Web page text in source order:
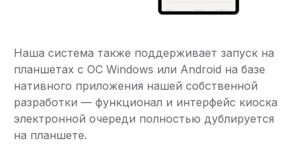
Наша система также поддерживает запуск на
планшетах с ОС Windows или Android на базе
нативного приложения нашей собственной
разработки — функционал и интерфейс киоска
электронной очереди полностью дублируется
на планшете.